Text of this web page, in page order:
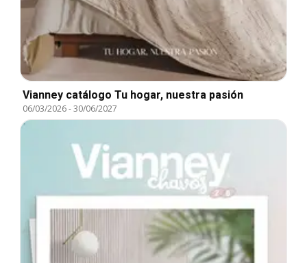
Vianney catálogo Tu hogar, nuestra pasión
06/03/2026-30/06/2027